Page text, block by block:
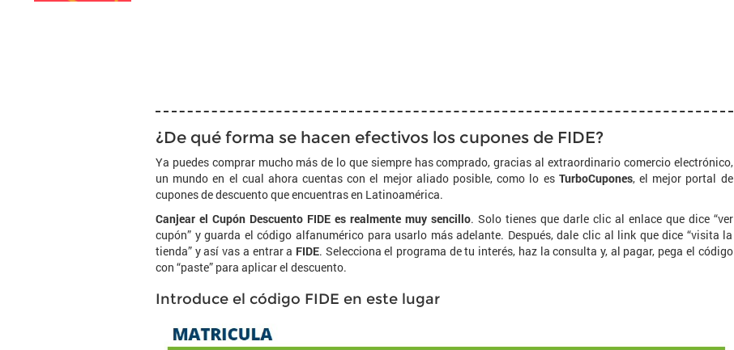
¿De qué forma se hacen efectivos los cupones de FIDE?
Ya puedes comprar mucho más de lo que siempre has comprado, gracias al extraordinario comercio electrónico,
un mundo en el cual ahora cuentas con el mejor aliado posible, como lo es TurboCupones, el mejor portal de
cupones de descuento que encuentras en Latinoamérica.
Canjear el Cupón Descuento FIDE es realmente muy sencillo. Solo tienes que darle clic al enlace que dice “ver
cupón” y guarda el código alfanumérico para usarlo más adelante. Después, dale clic al link que dice “visita la
tienda” y así vas a entrar a FIDE. Selecciona el programa de tu interés, haz la consulta y, al pagar, pega el código
con “paste” para aplicar el descuento.
Introduce el código FIDE en este lugar